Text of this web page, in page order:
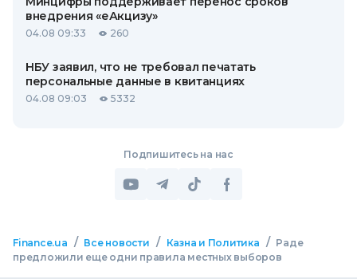
внедрения «еАкцизу»
04.08 09:33 260
НБУ заявил, что не требовал печатать
персональные данные в квитанциях
04.08 09:03 5332
Подпишитесь на нас
Finance.ua / Все новости / Казна и Политика / Раде
предложили еще одни правила местных выборов